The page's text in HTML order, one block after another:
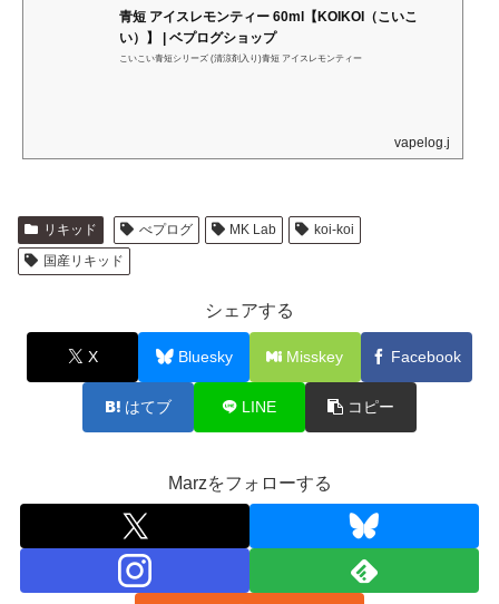
青短 アイスレモンティー 60ml【KOIKOI（こいこ
い）】 | ベプログショップ
こいこい青短シリーズ (清涼剤入り)青短 アイスレモンティー
vapelog.jp
リキッド べプログ MK Lab
koi-koi
国産リキッド
シェアする
X Bluesky Misskey Facebook
はてブ LINE コピー
Marzをフォローする